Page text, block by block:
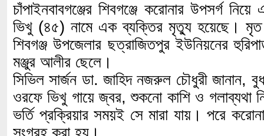
চাঁপাইনবাবগঞ্জের শিবগঞ্জে করোনার উপসর্গ
ভিখু (৪৫) নামে এক ব্যক্তির মৃত্যু হয়েছে। মৃত
শিবগঞ্জ উপজেলার ছত্রাজিতপুর ইউনিয়নের
মঞ্জুর আলীর ছেলে।
সিভিল সার্জন ডা. জাহিদ নজরুল চৌধুরী জানান,
ওরফে ভিখু গায়ে জ্বর, শুকনো কাশি ও গলাব্যথা
ভর্তি প্রক্রিয়ার সময়ই সে মারা যায়। পরে
সংগ্রহ করা হয়।